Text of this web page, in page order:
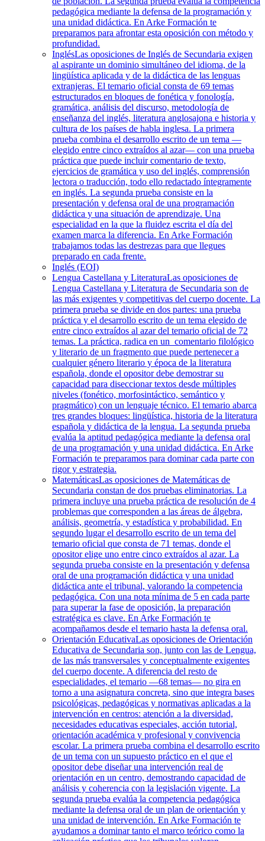
pedagógica mediante la defensa de la programación y
una unidad didáctica. En Arke Formación te
preparamos para afrontar esta oposición con método y
profundidad.
InglésLas oposiciones de Inglés de Secundaria exigen
al aspirante un dominio simultáneo del idioma, de la
lingüística aplicada y de la didáctica de las lenguas
extranjeras. El temario oficial consta de 69 temas
estructurados en bloques de fonética y fonología,
gramática, análisis del discurso, metodología de
enseñanza del inglés, literatura anglosajona e historia y
cultura de los países de habla inglesa. La primera
prueba combina el desarrollo escrito de un tema —
elegido entre cinco extraídos al azar— con una prueba
práctica que puede incluir comentario de texto,
ejercicios de gramática y uso del inglés, comprensión
lectora o traducción, todo ello redactado íntegramente
en inglés. La segunda prueba consiste en la
presentación y defensa oral de una programación
didáctica y una situación de aprendizaje. Una
especialidad en la que la fluidez escrita el día del
examen marca la diferencia. En Arke Formación
trabajamos todas las destrezas para que llegues
preparado en cada frente.
Inglés (EOI)
Lengua Castellana y LiteraturaLas oposiciones de
Lengua Castellana y Literatura de Secundaria son de
las más exigentes y competitivas del cuerpo docente. La
primera prueba se divide en dos partes: una prueba
práctica y el desarrollo escrito de un tema elegido de
entre cinco extraídos al azar del temario oficial de 72
temas. La práctica, radica en un comentario filológico
y literario de un fragmento que puede pertenecer a
cualquier género literario y época de la literatura
española, donde el opositor debe demostrar su
capacidad para diseccionar textos desde múltiples
niveles (fonético, morfosintáctico, semántico y
pragmático) con un lenguaje técnico. El temario abarca
tres grandes bloques: lingüística, historia de la literatura
española y didáctica de la lengua. La segunda prueba
evalúa la aptitud pedagógica mediante la defensa oral
de una programación y una unidad didáctica. En Arke
Formación te preparamos para dominar cada parte con
rigor y estrategia.
MatemáticasLas oposiciones de Matemáticas de
Secundaria constan de dos pruebas eliminatorias. La
primera incluye una prueba práctica de resolución de 4
problemas que corresponden a las áreas de álgebra,
análisis, geometría, y estadística y probabilidad. En
segundo lugar el desarrollo escrito de un tema del
temario oficial que consta de 71 temas, donde el
opositor elige uno entre cinco extraídos al azar. La
segunda prueba consiste en la presentación y defensa
oral de una programación didáctica y una unidad
didáctica ante el tribunal, valorando la competencia
pedagógica. Con una nota mínima de 5 en cada parte
para superar la fase de oposición, la preparación
estratégica es clave. En Arke Formación te
acompañamos desde el temario hasta la defensa oral.
Orientación EducativaLas oposiciones de Orientación
Educativa de Secundaria son, junto con las de Lengua,
de las más transversales y conceptualmente exigentes
del cuerpo docente. A diferencia del resto de
especialidades, el temario —68 temas— no gira en
torno a una asignatura concreta, sino que integra bases
psicológicas, pedagógicas y normativas aplicadas a la
intervención en centros: atención a la diversidad,
necesidades educativas especiales, acción tutorial,
orientación académica y profesional y convivencia
escolar. La primera prueba combina el desarrollo escrito
de un tema con un supuesto práctico en el que el
opositor debe diseñar una intervención real de
orientación en un centro, demostrando capacidad de
análisis y coherencia con la legislación vigente. La
segunda prueba evalúa la competencia pedagógica
mediante la defensa oral de un plan de orientación y
una unidad de intervención. En Arke Formación te
ayudamos a dominar tanto el marco teórico como la